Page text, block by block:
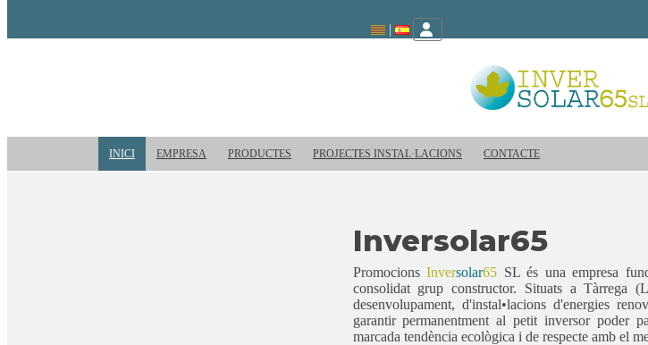
INICI EMPRESA PRODUCTES PROJECTES INSTAL·LACIONS CONTACTE
Inversolar65
Promocions Inversolar65 SL és una empresa
consolidat grup constructor. Situats a Tàrrega
desenvolupament, d'instal•lacions d'energies
garantir permanentment al petit inversor poder
marcada tendència ecològica i de respecte amb el